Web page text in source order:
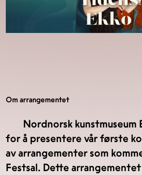
Om arrangementet
Nordnorsk kunstmuseum
for å presentere vår første
av arrangementer som
Festsal. Dette